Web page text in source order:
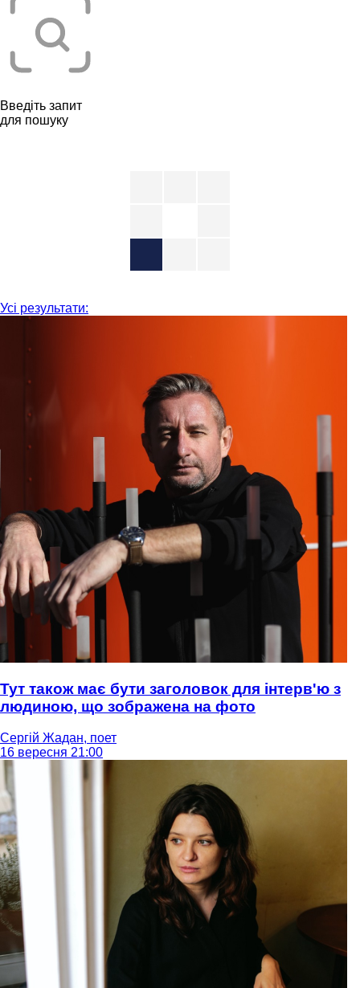
Введіть запит
для пошуку
Усі результати:
Тут також має бути заголовок для інтерв'ю з
людиною, що зображена на фото
Сергій Жадан, поет
16 вересня 21:00